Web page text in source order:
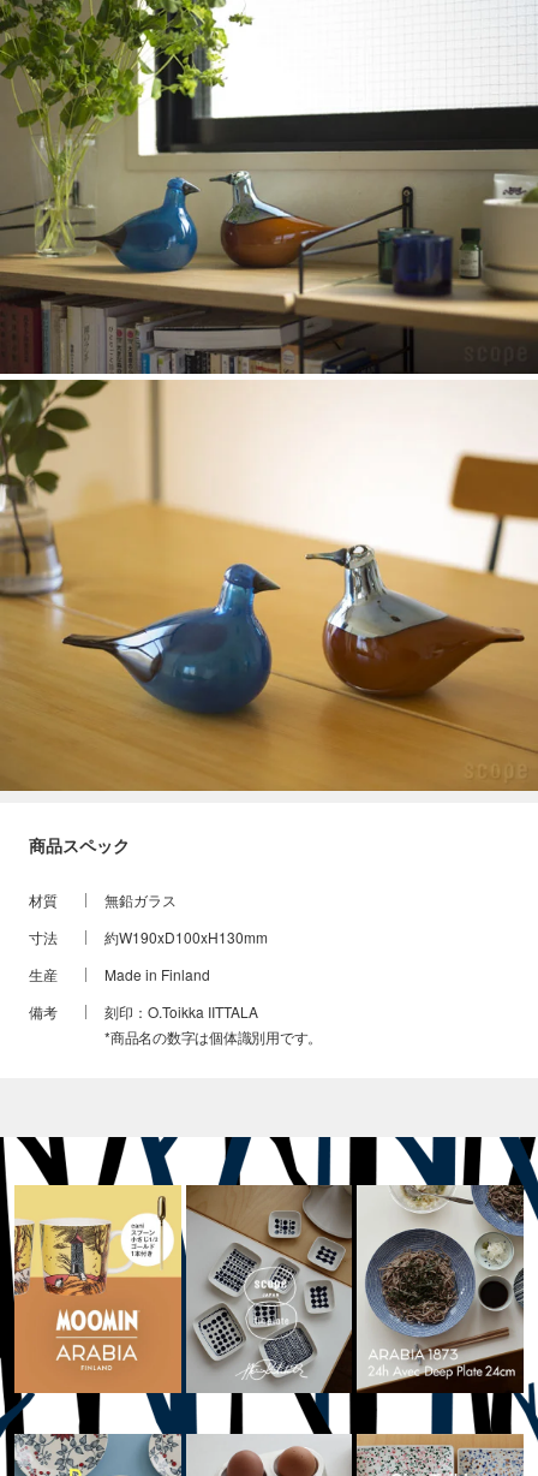
商品スペック
材質
無鉛ガラス
寸法
約W190xD100xH130mm
生産
Made in Finland
備考
刻印：O.Toikka IITTALA
*商品名の数字は個体識別用です。